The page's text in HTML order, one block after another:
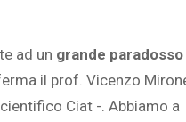
ad un grande
il prof. Vicenzo
Ciat -. Abbiamo a